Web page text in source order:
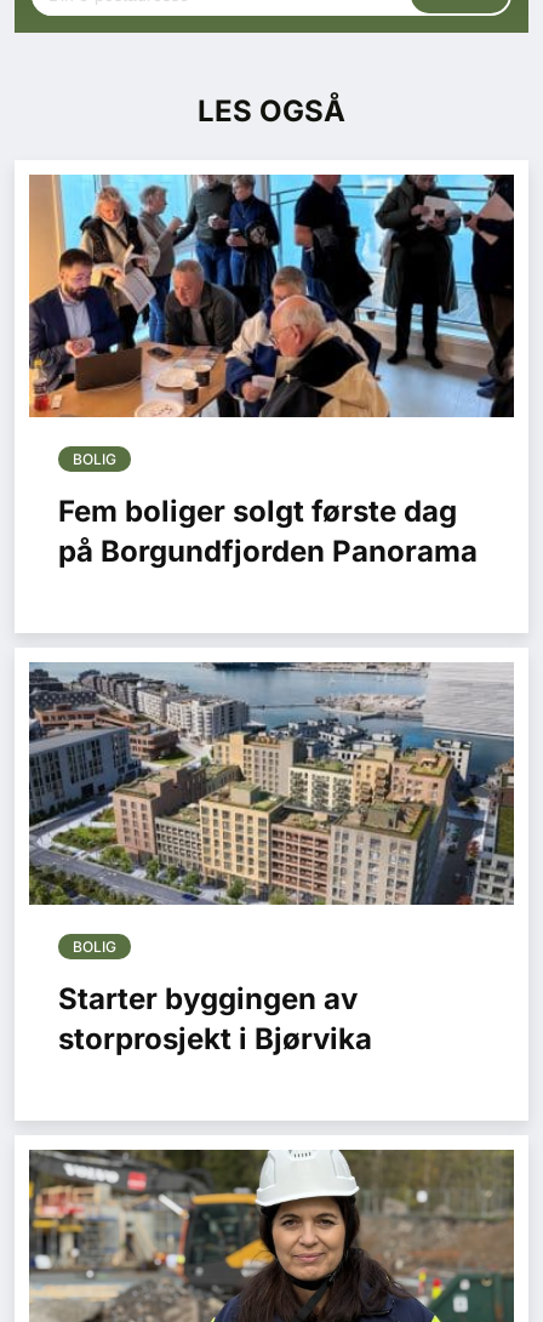
LES OGSÅ
BOLIG
Fem boliger solgt første dag
på Borgundfjorden Panorama
BOLIG
Starter byggingen av
storprosjekt i Bjørvika